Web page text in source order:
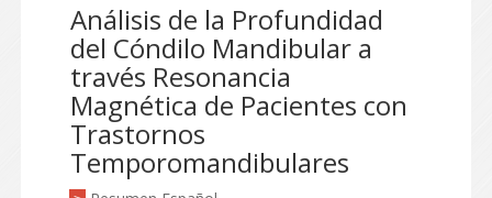
Análisis de la Profundidad
del Cóndilo Mandibular a
través Resonancia
Magnética de Pacientes con
Trastornos
Temporomandibulares